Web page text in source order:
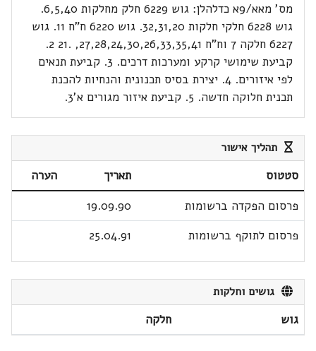
מס' מאא/9א כדלהלן: גוש 6229 חלק מחלקות 6,5,40.
גוש 6228 חלקי חלקות 32,31,20. גוש 6220 ח"ח 11. גוש
6227 חלקה 7 וח"ח 27,28,24,30,26,33,35,41, .21 2.
קביעת שימושי קרקע ומערכות דרכים. 3. קביעת תנאים
לפי איזורים. 4. יצירת בסיס תכנונית והנחיות להכנת
תכנית חלוקה חדשה. 5. קביעת איזור מגורים א'3.
תהליך אישור
סטטוס תאריך
הערה
פרסום הפקדה ברשומות
19.09.90
פרסום לתוקף ברשומות
25.04.91
גושים וחלקות
גוש חלקה